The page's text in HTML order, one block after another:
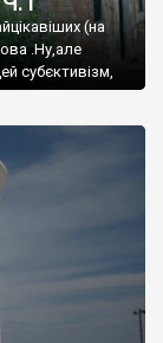
(на
.Ну,але
субєктивізм,